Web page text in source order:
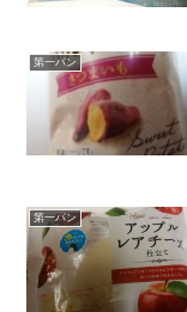
第一パン
第一パン